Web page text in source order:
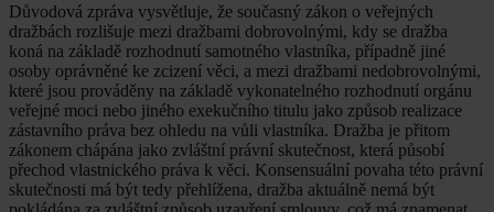
Důvodová zpráva vysvětluje, že současný zákon o veřejných
dražbách rozlišuje mezi dražbami dobrovolnými, kdy se dražba
koná na základě rozhodnutí samotného vlastníka, případně jiné
osoby oprávněné ke zcizení věci, a mezi dražbami nedobrovolnými,
které jsou prováděny na základě vykonatelného rozhodnutí orgánu
veřejné moci nebo jiného exekučního titulu jako způsob realizace
zástavního práva bez ohledu na vůli vlastníka. Dražba je přitom
zákonem chápána jako zvláštní právní skutečnost, která působí
přechod vlastnického práva k věci. Konsensuální povaha této právní
skutečnosti má být tedy přehlížena, dražba aktuálně nemá být